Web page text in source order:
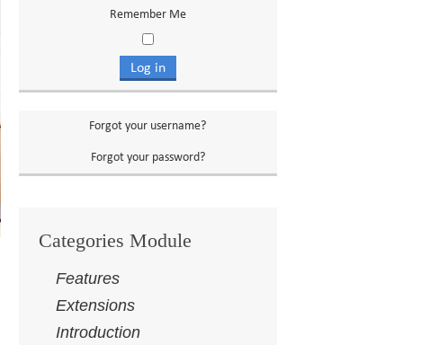
Remember Me
Log in
Forgot your username?
Forgot your password?
Categories Module
Features
Extensions
Introduction